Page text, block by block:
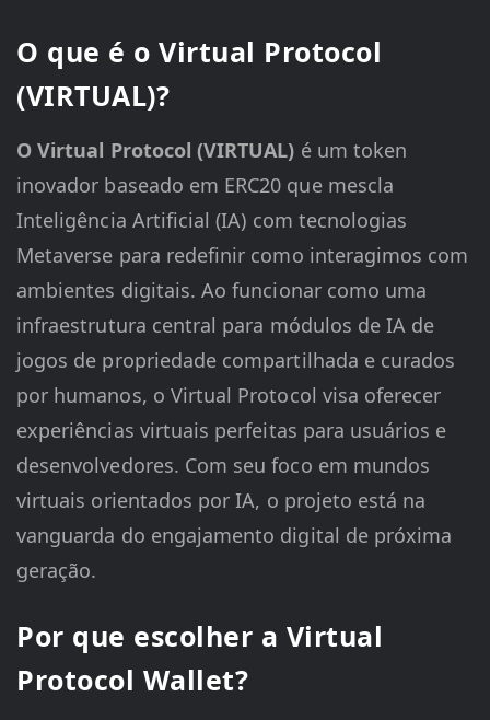
O que é o Virtual Protocol
(VIRTUAL)?
O Virtual Protocol (VIRTUAL) é um token
inovador baseado em ERC20 que mescla
Inteligência Artificial (IA) com tecnologias
Metaverse para redefinir como interagimos com
ambientes digitais. Ao funcionar como uma
infraestrutura central para módulos de IA de
jogos de propriedade compartilhada e curados
por humanos, o Virtual Protocol visa oferecer
experiências virtuais perfeitas para usuários e
desenvolvedores. Com seu foco em mundos
virtuais orientados por IA, o projeto está na
vanguarda do engajamento digital de próxima
geração.
Por que escolher a Virtual
Protocol Wallet?